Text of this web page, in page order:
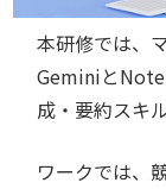
本研修では、
Geminiと
成・要約スキ
ワークでは、